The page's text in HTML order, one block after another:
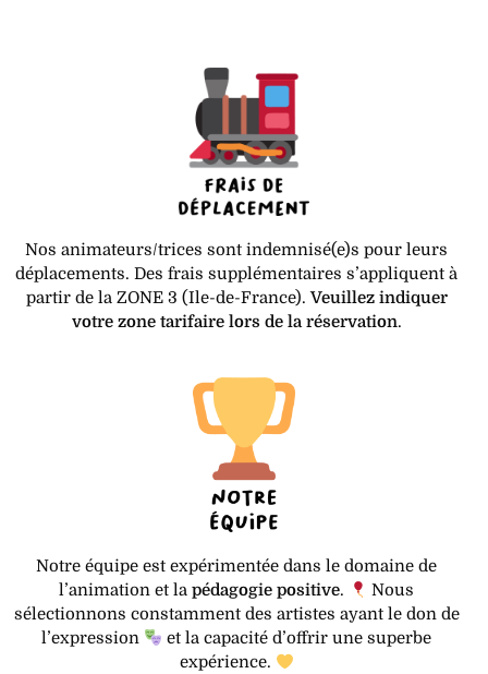
Nos animateurs/trices sont indemnisé(e)s pour leurs
déplacements. Des frais supplémentaires s’appliquent à
partir de la ZONE 3 (Ile-de-France).Veuillez indiquer
votre zone tarifaire lors de la réservation.
Notre équipe est expérimentée dans le domaine de
l’animation et lapédagogie positive.
Nous
sélectionnons constamment des artistes ayant le don de
l’expression
et la capacité d’offrir une superbe
expérience.